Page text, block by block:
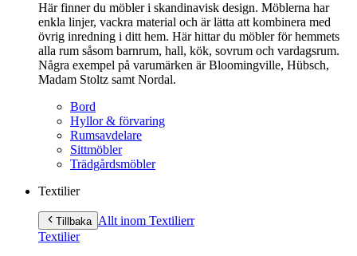
Här finner du möbler i skandinavisk design. Möblerna har
enkla linjer, vackra material och är lätta att kombinera med
övrig inredning i ditt hem. Här hittar du möbler för hemmets
alla rum såsom barnrum, hall, kök, sovrum och vardagsrum.
Några exempel på varumärken är Bloomingville, Hübsch,
Madam Stoltz samt Nordal.
Bord
Hyllor & förvaring
Rumsavdelare
Sittmöbler
Trädgårdsmöbler
Textilier
Tillbaka Allt inom Textilierr
Textilier